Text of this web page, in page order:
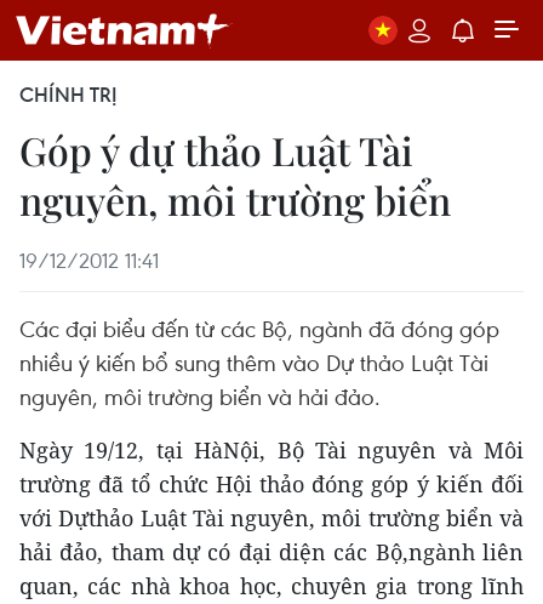
CHÍNH TRỊ
Góp ý dự thảo Luật Tài
nguyên, môi trường biển
19/12/2012 11:41
Các đại biểu đến từ các Bộ, ngành đã đóng góp
nhiều ý kiến bổ sung thêm vào Dự thảo Luật Tài
nguyên, môi trường biển và hải đảo.
Ngày 19/12, tại HàNội, Bộ Tài nguyên và Môi
trường đã tổ chức Hội thảo đóng góp ý kiến đối
với Dựthảo Luật Tài nguyên, môi trường biển và
hải đảo, tham dự có đại diện các Bộ,ngành liên
quan, các nhà khoa học, chuyên gia trong lĩnh